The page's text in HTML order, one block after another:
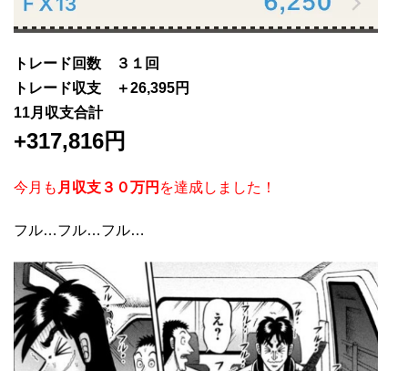
トレード回数 ３１回
トレード収支 ＋26,395円
11月収支合計
+317,816円
今月も 月収支３０万円 を達成しました！
フル…フル…フル…